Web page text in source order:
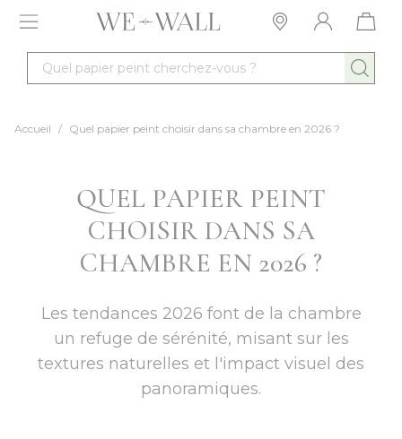
Allez au contenu
Quel papier peint cherchez-vous ?
Accueil / Quel papier peint choisir dans sa chambre en 2026 ?
QUEL PAPIER PEINT
CHOISIR DANS SA
CHAMBRE EN 2026 ?
Les tendances 2026 font de la chambre
un refuge de sérénité, misant sur les
textures naturelles et l'impact visuel des
panoramiques.